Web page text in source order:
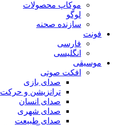
موکاپ محصولات
لوگو
سازنده صحنه
فونت
فارسی
انگلیسی
موسیقی
افکت صوتی
صدای بازی
ترانزیشن و حرکت
صدای انسان
صدای شهری
صدای طبیعت